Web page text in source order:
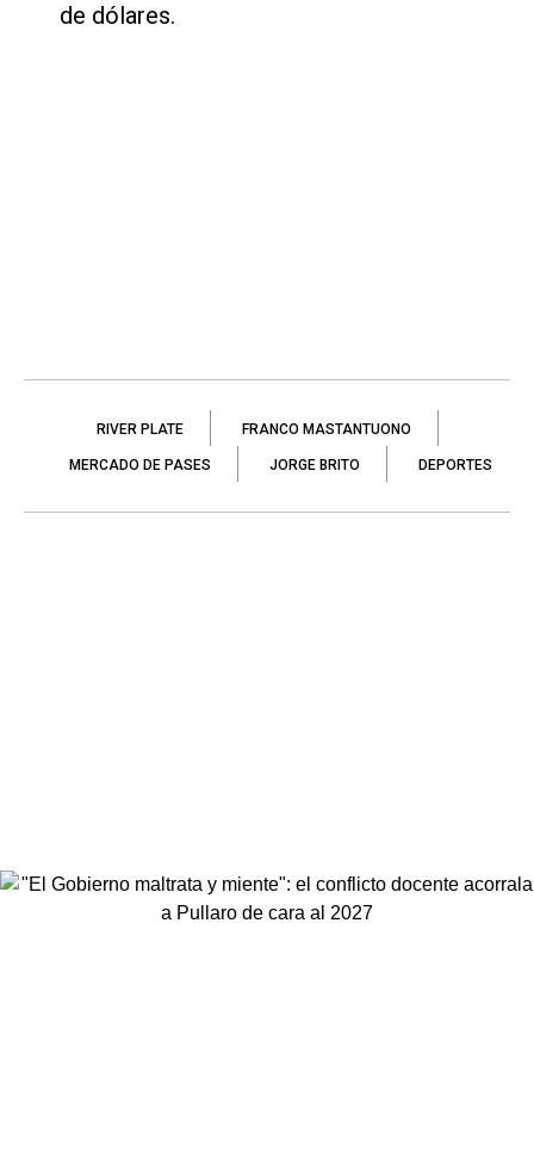
de dólares.
RIVER PLATE FRANCO MASTANTUONO
MERCADO DE PASES JORGE BRITO DEPORTES